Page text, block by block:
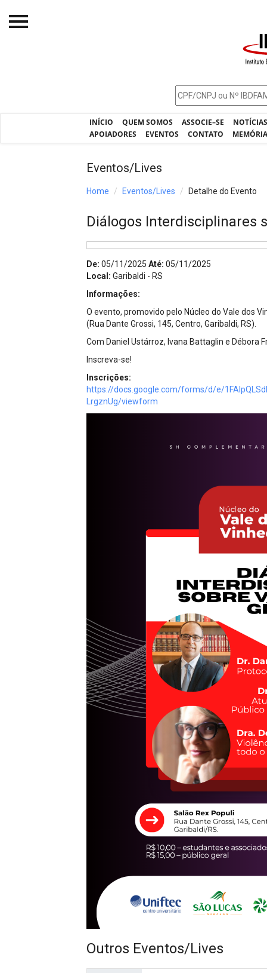
INÍCIO QUEM SOMOS ASSOCIE–SE
APOIADORES
EVENTOS CONTATO
Processos - IBDFAM
Projetos do IBDFAM
Alienação Parental
IBDFAM Educacional
Eventos/Lives
Home Eventos/Lives Detalhe do Evento
Diálogos Interdisciplinares
De: 05/11/2025 Até: 05/11/2025
Local: Garibaldi - RS
Informações:
O evento, promovido pelo Núcleo do Vale dos
(Rua Dante Grossi, 145, Centro, Garibaldi, RS).
Com Daniel Ustárroz, Ivana Battaglin e Débora
Inscreva-se!
Inscrições:
https://docs.google.com/forms/d/e/
LrgznUg/viewform
Outros Eventos/Lives